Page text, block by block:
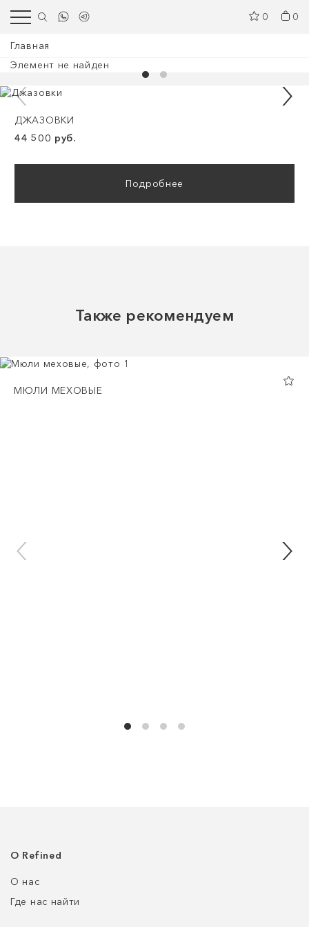
0 0
Главная
Элемент не найден
ДЖАЗОВКИ
44 500 руб.
Подробнее
Также рекомендуем
МЮЛИ МЕХОВЫЕ
О Refined
О нас
Где нас найти